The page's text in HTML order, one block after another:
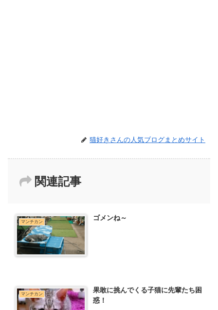
猫好きさんの人気ブログまとめサイト
関連記事
マンチカン ゴメンね～
マンチカン
果敢に挑んでくる子猫に先輩たち困
惑！